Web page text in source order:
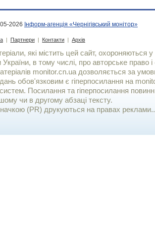
2026 Інформ-агенція «Чернігівський монітор»
| Партнери | Контакти | Архів
які містить цей сайт, охороняються у
в тому числі, про авторське право і
monitor.cn.ua дозволяється за
обов'язковим є гiперпосилання на
Посилання та гіперпосилання
чи в другому абзаці тексту.
(PR) друкуються на правах реклами..